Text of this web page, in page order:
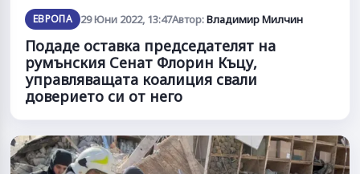
ЕВРОПА 29 Юни 2022, 13:47Автор:Владимир Милчин
Подаде оставка председателят на
румънския Сенат Флорин Къцу,
управляващата коалиция свали
доверието си от него